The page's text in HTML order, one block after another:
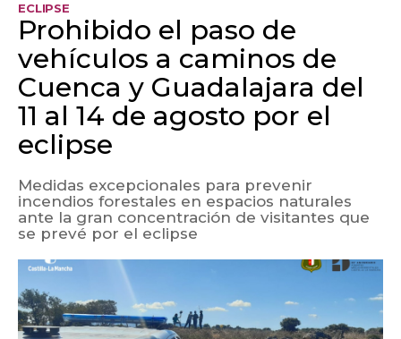
ECLIPSE
Prohibido el paso de
vehículos a caminos de
Cuenca y Guadalajara del
11 al 14 de agosto por el
eclipse
Medidas excepcionales para prevenir
incendios forestales en espacios naturales
ante la gran concentración de visitantes que
se prevé por el eclipse